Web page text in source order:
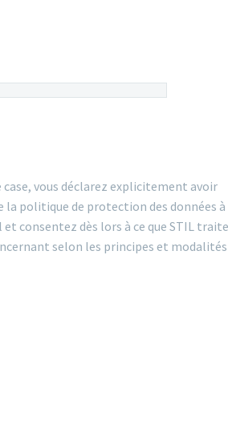
vous déclarez explicitement avoir
la politique de protection des données à
consentez dès lors à ce que STIL traite
selon les principes et modalités